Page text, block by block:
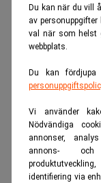
Du kan när du vill
av
val när som helst
webbplats.
Du kan
Vi använder
Nödvändiga
annonser,
annons- och
identifiering via